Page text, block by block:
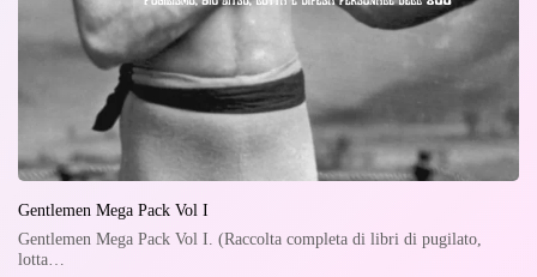
Gentlemen Mega Pack Vol I
Gentlemen Mega Pack Vol I. (Raccolta completa di libri di pugilato,
lotta…